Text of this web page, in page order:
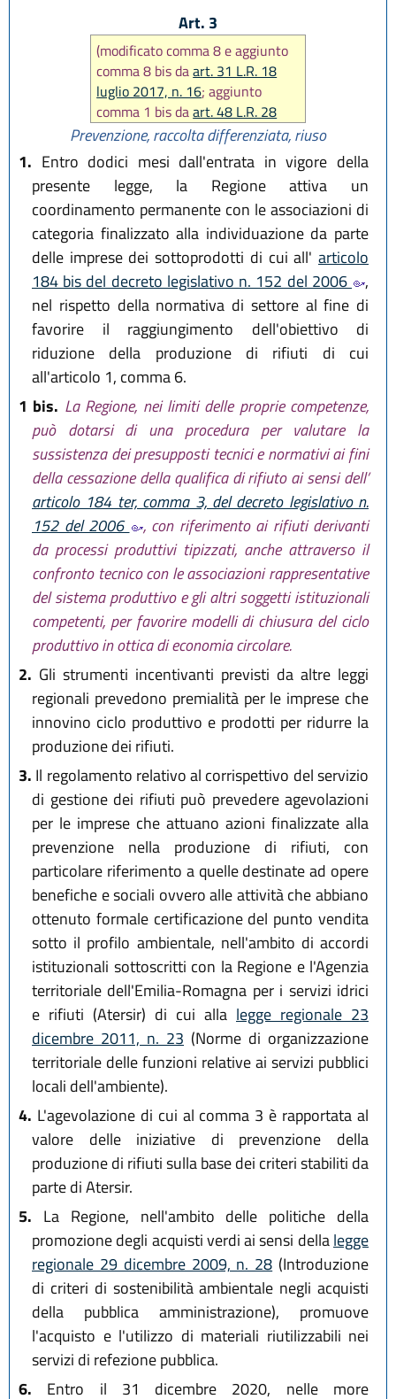
Art. 3
(modificato comma 8 e aggiunto
comma 8 bis daart. 31 L.R. 18
luglio 2017, n. 16; aggiunto
comma 1 bis daart. 48 L.R. 28
luglio 2026, n. 9)
Prevenzione, raccolta differenziata, riuso
1. Entro dodici mesi dall'entrata in vigore della
presente legge, la Regione attiva un
coordinamento permanente con le associazioni di
categoria finalizzato alla individuazione da parte
delle imprese dei sottoprodotti di cui all' articolo
184 bis del decreto legislativo n. 152 del 2006
,
nel rispetto della normativa di settore al fine di
favorire il raggiungimento dell'obiettivo di
riduzione della produzione di rifiuti di cui
all'articolo 1, comma 6.
1 bis. La Regione, nei limiti delle proprie competenze,
può dotarsi di una procedura per valutare la
sussistenza dei presupposti tecnici e normativi ai fini
della cessazione della qualifica di rifiuto ai sensi dell’
articolo 184 ter, comma 3, del decreto legislativo n.
152 del 2006
, con riferimento ai rifiuti derivanti
da processi produttivi tipizzati, anche attraverso il
confronto tecnico con le associazioni rappresentative
del sistema produttivo e gli altri soggetti istituzionali
competenti, per favorire modelli di chiusura del ciclo
produttivo in ottica di economia circolare.
2. Gli strumenti incentivanti previsti da altre leggi
regionali prevedono premialità per le imprese che
innovino ciclo produttivo e prodotti per ridurre la
produzione dei rifiuti.
3. Il regolamento relativo al corrispettivo del servizio
di gestione dei rifiuti può prevedere agevolazioni
per le imprese che attuano azioni finalizzate alla
prevenzione nella produzione di rifiuti, con
particolare riferimento a quelle destinate ad opere
benefiche e sociali ovvero alle attività che abbiano
ottenuto formale certificazione del punto vendita
sotto il profilo ambientale, nell'ambito di accordi
istituzionali sottoscritti con la Regione e l'Agenzia
territoriale dell'Emilia-Romagna per i servizi idrici
e rifiuti (Atersir) di cui alla legge regionale 23
dicembre 2011, n. 23 (Norme di organizzazione
territoriale delle funzioni relative ai servizi pubblici
locali dell'ambiente).
4. L'agevolazione di cui al comma 3 è rapportata al
valore delle iniziative di prevenzione della
produzione di rifiuti sulla base dei criteri stabiliti da
parte di Atersir.
5. La Regione, nell'ambito delle politiche della
promozione degli acquisti verdi ai sensi dellalegge
regionale 29 dicembre 2009, n. 28 (Introduzione
di criteri di sostenibilità ambientale negli acquisti
della pubblica amministrazione), promuove
l'acquisto e l'utilizzo di materiali riutilizzabili nei
servizi di refezione pubblica.
6. Entro il 31 dicembre 2020, nelle more